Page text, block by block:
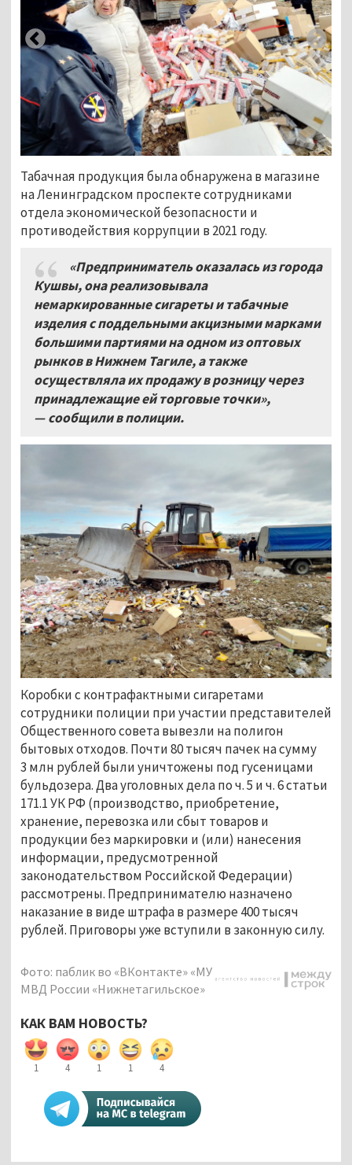
Табачная продукция была обнаружена в магазине
на Ленинградском проспекте сотрудниками
отдела экономической безопасности и
противодействия коррупции в 2021 году.
«Предприниматель оказалась из города
Кушвы, она реализовывала
немаркированные сигареты и табачные
изделия с поддельными акцизными марками
большими партиями на одном из оптовых
рынков в Нижнем Тагиле, а также
осуществляла их продажу в розницу через
принадлежащие ей торговые точки»,
—сообщили в полиции.
Коробки с контрафактными сигаретами
сотрудники полиции при участии представителей
Общественного совета вывезли на полигон
бытовых отходов. Почти 80 тысяч пачек на сумму
3 млн рублей были уничтожены под гусеницами
бульдозера. Два уголовных дела по ч. 5 и ч. 6 статьи
171.1 УК РФ (производство, приобретение,
хранение, перевозка или сбыт товаров и
продукции без маркировки и (или) нанесения
информации, предусмотренной
законодательством Российской Федерации)
рассмотрены. Предпринимателю назначено
наказание в виде штрафа в размере 400 тысяч
рублей. Приговоры уже вступили в законную силу.
Фото: паблик во «ВКонтакте» «МУ
МВД России «Нижнетагильское»
КАК ВАМ НОВОСТЬ?
1 4 1 1 4